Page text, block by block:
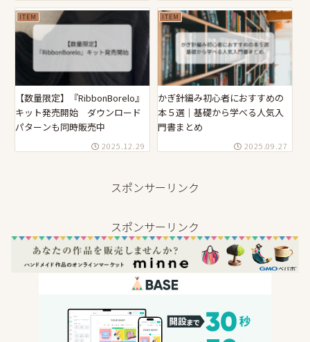
ITEM
【数量限定】『RibbonBorelo』
キット発売開始 ダウンロード
パターンも同時販売中
2025.12.29
ITEM
かぎ針編み初心者におすすめの
本５選｜基礎から学べる人気入
門書まとめ
2025.09.27
スポンサーリンク
スポンサーリンク